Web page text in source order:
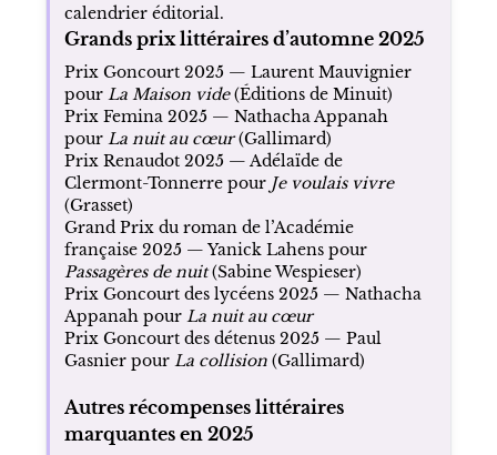
calendrier éditorial.
Grands prix littéraires d’automne 2025
Prix Goncourt 2025 — Laurent Mauvignier
pour La Maison vide(Éditions de Minuit)
Prix Femina 2025 — Nathacha Appanah
pour La nuit au cœur(Gallimard)
Prix Renaudot 2025 — Adélaïde de
Clermont-Tonnerre pour Je voulais vivre
(Grasset)
Grand Prix du roman de l’Académie
française 2025 — Yanick Lahens pour
Passagères de nuit(Sabine Wespieser)
Prix Goncourt des lycéens 2025 — Nathacha
Appanah pour La nuit au cœur
Prix Goncourt des détenus 2025 — Paul
Gasnier pour La collision(Gallimard)
Autres récompenses littéraires
marquantes en 2025